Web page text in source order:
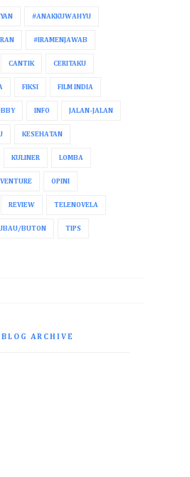
#ANAKKUWAHYU
#IRAMENJAWAB
CANTIK CERITAKU
FIKSI FILM INDIA
INFO JALAN-JALAN
KESEHATAN
KULINER LOMBA
OPINI
REVIEW TELENOVELA
BUTON TIPS
BLOG ARCHIVE